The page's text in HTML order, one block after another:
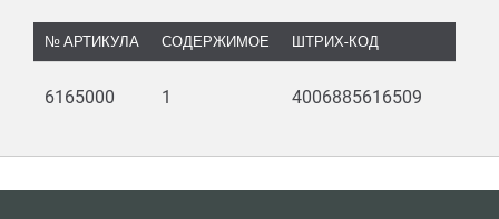
№ АРТИКУЛА СОДЕРЖИМОЕ ШТРИХ-КОД
6165000 1 4006885616509